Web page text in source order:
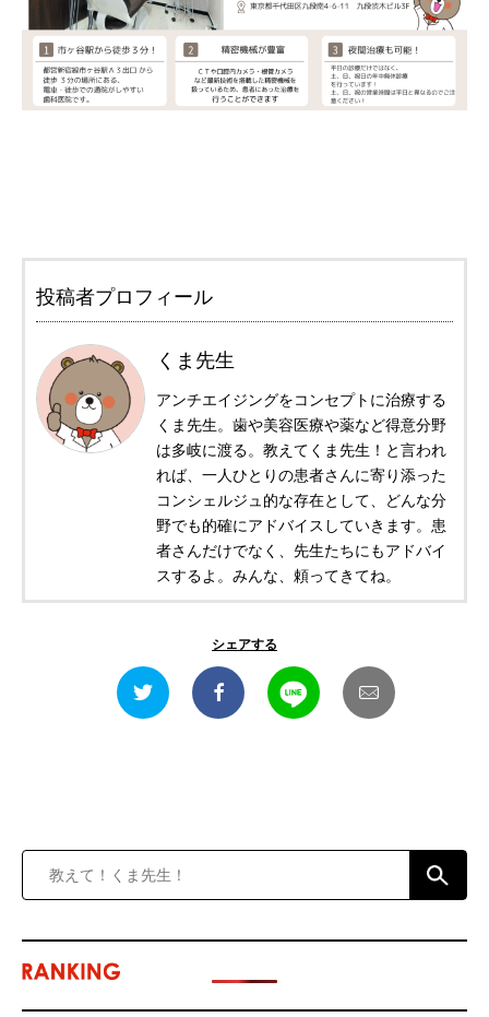
投稿者プロフィール
くま先生
アンチエイジングをコンセプトに治療する
くま先生。歯や美容医療や薬など得意分野
は多岐に渡る。教えてくま先生！と言われ
れば、一人ひとりの患者さんに寄り添った
コンシェルジュ的な存在として、どんな分
野でも的確にアドバイスしていきます。患
者さんだけでなく、先生たちにもアドバイ
スするよ。みんな、頼ってきてね。
シェアする